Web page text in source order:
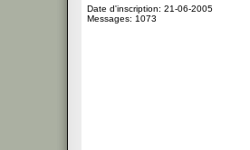
Date d'inscription: 21-06-2005
Messages: 1073